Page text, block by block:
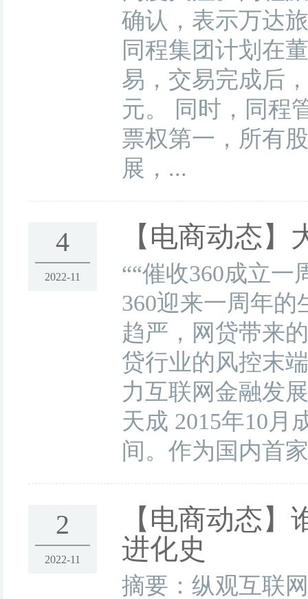
确认，表示万达
同程集团计划在
易，交易完成后
元。 同时，同程
票权第一，所有
展，...
4
2022-11
【电商动态】
““催收360成立
360迎来一周年
趋严，网贷带来
贷行业的风控末
力互联网金融发
天成 2015年10月
间。作为国内首
2
2022-11
【电商动态】
进化史
摘要：纵观互联